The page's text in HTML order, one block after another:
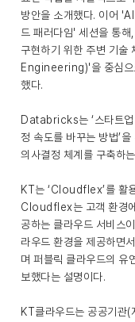
방안을 소개했다. 이어
드 패러다임' 세션을 통
구현하기 위한 주변 기
Engineering)'을 중심으
했다.
Databricks는 ‘스타트업
정 속도를 바꾸는 방법’
의사결정 체계를 구축하
KT는 ‘Cloudflex’를 활
Cloudflex는 고객 환경에
공하는 클라우드 서비스
라우드 환경을 제공하면
며 퍼블릭 클라우드의 유
보했다는 설명이다.
KT클라우드는 공공기관